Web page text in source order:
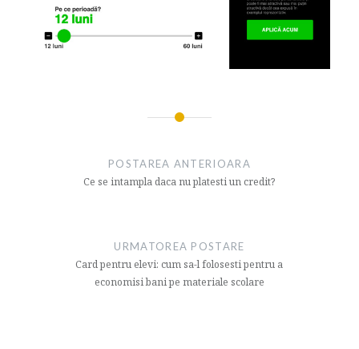
POSTAREA ANTERIOARA
Ce se intampla daca nu platesti un credit?
URMATOREA POSTARE
Card pentru elevi: cum sa-l folosesti pentru a
economisi bani pe materiale scolare